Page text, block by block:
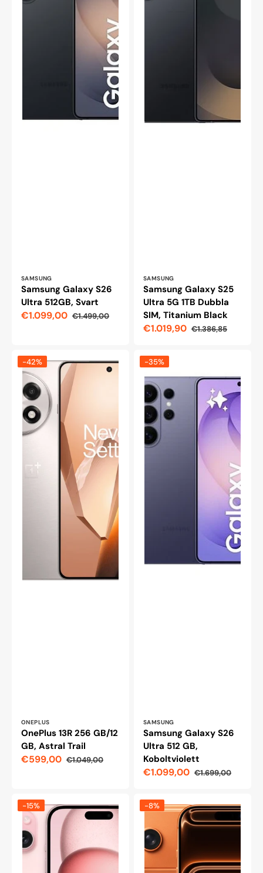
Leverantör:
SAMSUNG
Samsung Galaxy S26
Ultra 512GB, Svart
Reapris
€1.099,00
Ordinarie
€1.499,00
Leverantör:
SAMSUNG
Samsung Galaxy S25
Ultra 5G 1TB Dubbla
SIM, Titanium Black
Reapris
€1.019,90
Ordinarie
€1.386,85
OnePlus
13R
256
GB/12
GB,
Astral
Trail
-42%
Leverantör:
ONEPLUS
OnePlus 13R 256 GB/12
GB, Astral Trail
Reapris
€599,00
Ordinarie
€1.049,00
Samsung
Galaxy
S26
Ultra
512
GB,
Koboltviolett
-35%
Leverantör:
SAMSUNG
Samsung Galaxy S26
Ultra 512 GB,
Koboltviolett
Reapris
€1.099,00
Ordinarie
€1.699,00
Apple
iPhone
Plus
256
GB
-15%
Apple
iPhone
Pro
5G,
tum,
-8%